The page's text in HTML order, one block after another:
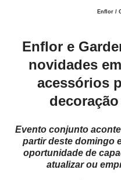
Enflor /
Enflor e
novidades
acessórios
Evento conjunto
partir deste domingo
oportunidade de
atualizar ou